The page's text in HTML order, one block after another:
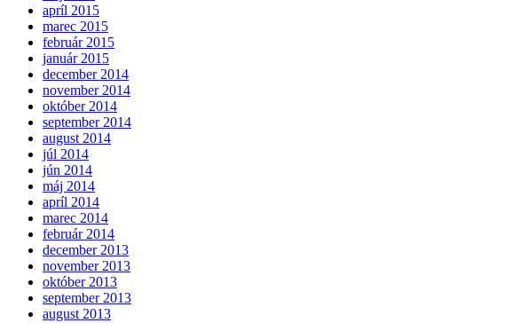
apríl 2015
marec 2015
február 2015
január 2015
december 2014
november 2014
október 2014
september 2014
august 2014
júl 2014
jún 2014
máj 2014
apríl 2014
marec 2014
február 2014
december 2013
november 2013
október 2013
september 2013
august 2013